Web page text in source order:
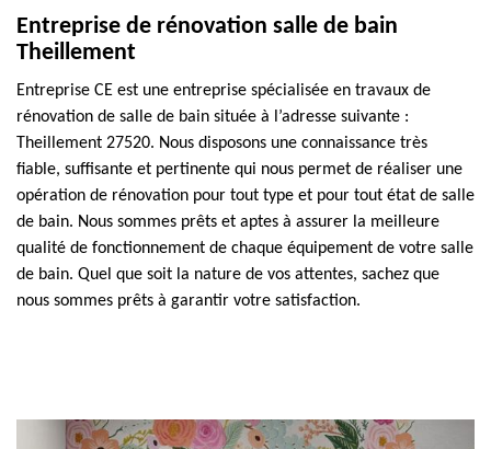
Entreprise de rénovation salle de bain
Theillement
Entreprise CE est une entreprise spécialisée en travaux de
rénovation de salle de bain située à l’adresse suivante :
Theillement 27520. Nous disposons une connaissance très
fiable, suffisante et pertinente qui nous permet de réaliser une
opération de rénovation pour tout type et pour tout état de salle
de bain. Nous sommes prêts et aptes à assurer la meilleure
qualité de fonctionnement de chaque équipement de votre salle
de bain. Quel que soit la nature de vos attentes, sachez que
nous sommes prêts à garantir votre satisfaction.